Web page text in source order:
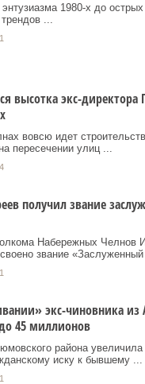
энтузиазма 1980‑х до
...
1
высотка экс-
вовсю идет
пересечении улиц ...
4
получил звание
Набережных Челнов
звание «Заслуженный
1
экс-чиновника
45 миллионов
района
иску к бывшему ...
1